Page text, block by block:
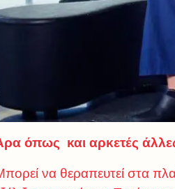
όπως και αρκετές
να θεραπευτεί στα